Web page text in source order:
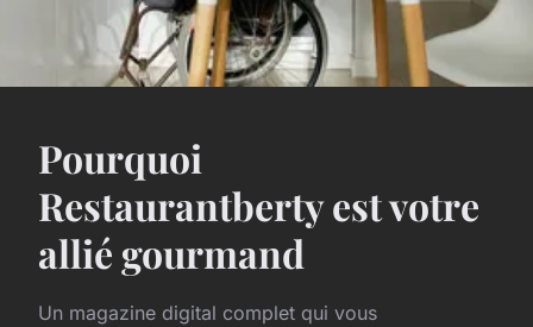
Pourquoi
Restaurantberty est votre
allié gourmand
Un magazine digital complet qui vous